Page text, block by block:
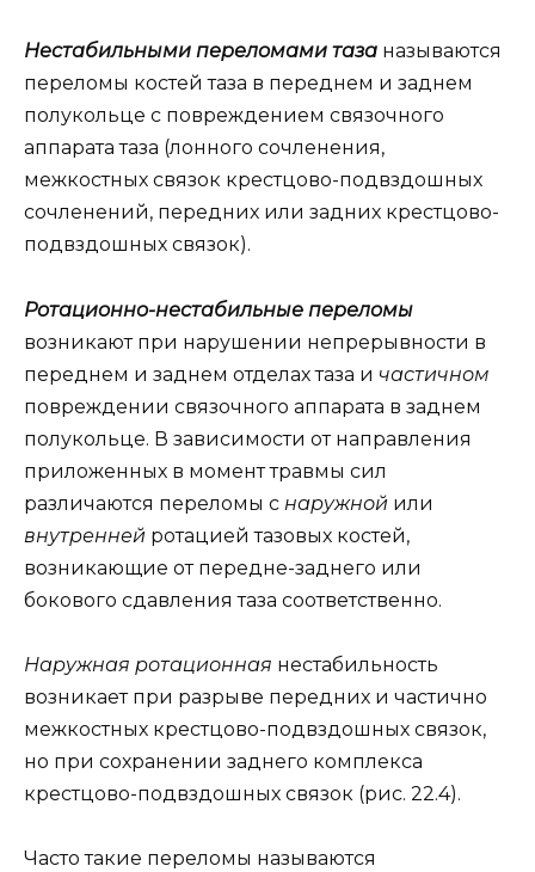
Нестабильными переломами таза называются
переломы костей таза в переднем и заднем
полукольце с повреждением связочного
аппарата таза (лонного сочленения,
межкостных связок крестцово-подвздошных
сочленений, передних или задних крестцово-
подвздошных связок).
Ротационно-нестабильные переломы
возникают при нарушении непрерывности в
переднем и заднем отделах таза и частичном
повреждении связочного аппарата в заднем
полукольце. В зависимости от направления
приложенных в момент травмы сил
различаются переломы с наружной или
внутренней ротацией тазовых костей,
возникающие от передне-заднего или
бокового сдавления таза соответственно.
Наружная ротационная нестабильность
возникает при разрыве передних и частично
межкостных крестцово-подвздошных связок,
но при сохранении заднего комплекса
крестцово-подвздошных связок (рис. 22.4).
Часто такие переломы называются